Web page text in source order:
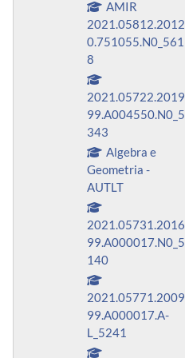
AMIR
2021.05812.2012.
0.751055.N0_561
8
2021.05722.2019.
99.A004550.N0_5
343
Algebra e
Geometria -
AUTLT
2021.05731.2016.
99.A000017.N0_5
140
2021.05771.2009.
99.A000017.A-
L_5241